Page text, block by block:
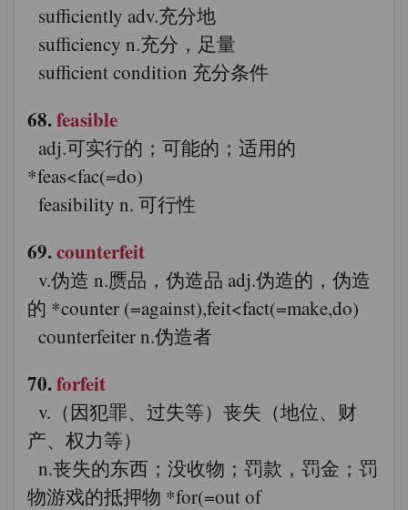
sufficiently adv.充分地
sufficiency n.充分，足量
sufficient condition 充分条件
68.feasible
adj.可实行的；可能的；适用的
*feas<fac(=do)
feasibility n. 可行性
69.counterfeit
v.伪造 n.赝品，伪造品 adj.伪造的，伪造
的 *counter (=against),feit<fact(=make,do)
counterfeiter n.伪造者
70.forfeit
v.（因犯罪、过失等）丧失（地位、财
产、权力等）
n.丧失的东西；没收物；罚款，罚金；罚
物游戏的抵押物 *for(=out of